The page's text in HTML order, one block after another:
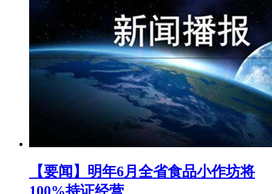
【要闻】明年6月全省食品小作坊将